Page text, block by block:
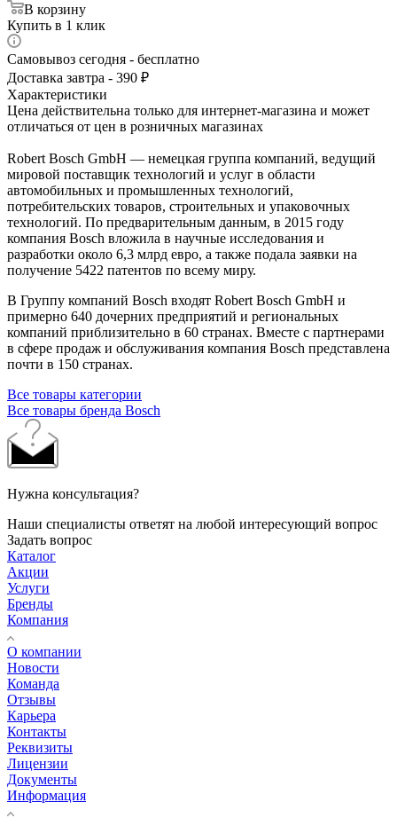
В корзину
Купить в 1 клик
Самовывоз сегодня - бесплатно
Доставка завтра - 390 ₽
Характеристики
Цена действительна только для интернет-магазина и может
отличаться от цен в розничных магазинах
Robert Bosch GmbH — немецкая группа компаний, ведущий
мировой поставщик технологий и услуг в области
автомобильных и промышленных технологий,
потребительских товаров, строительных и упаковочных
технологий. По предварительным данным, в 2015 году
компания Bosch вложила в научные исследования и
разработки около 6,3 млрд евро, а также подала заявки на
получение 5422 патентов по всему миру.
В Группу компаний Bosch входят Robert Bosch GmbH и
примерно 640 дочерних предприятий и региональных
компаний приблизительно в 60 странах. Вместе с партнерами
в сфере продаж и обслуживания компания Bosch представлена
почти в 150 странах.
Все товары категории
Все товары бренда Bosch
Нужна консультация?
Наши специалисты ответят на любой интересующий вопрос
Задать вопрос
Каталог
Акции
Услуги
Бренды
Компания
О компании
Новости
Команда
Отзывы
Карьера
Контакты
Реквизиты
Лицензии
Документы
Информация